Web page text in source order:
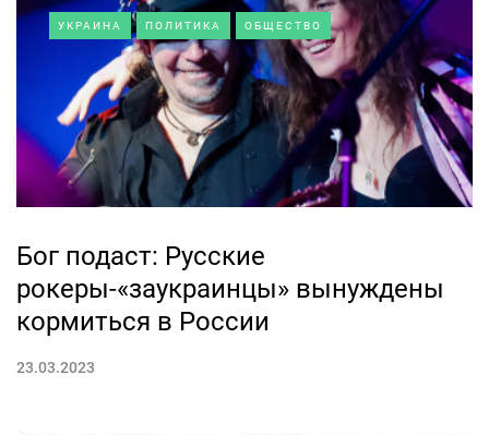
УКРАИНА ПОЛИТИКА ОБЩЕСТВО
Бог подаст: Русские
рокеры-«заукраинцы» вынуждены
кормиться в России
23.03.2023